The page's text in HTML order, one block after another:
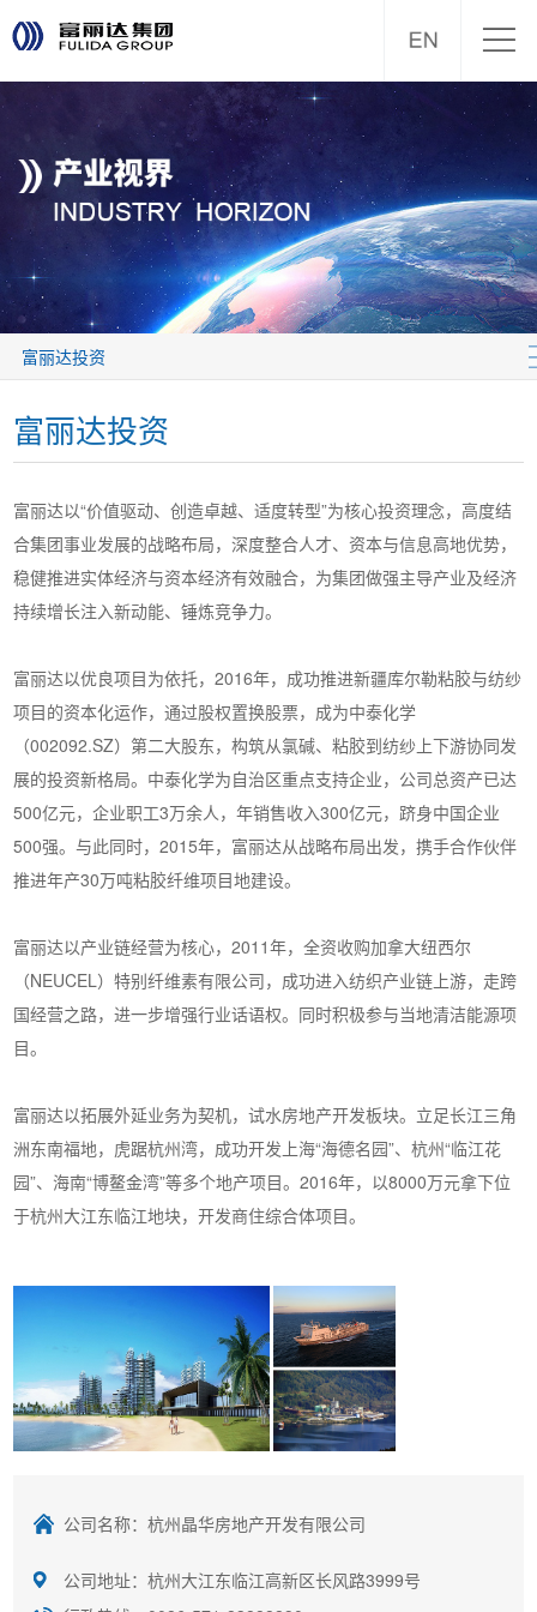
富丽达投资
富丽达投资
富丽达以“价值驱动、创造卓越、适度转型”为核心投资理念，高度结
合集团事业发展的战略布局，深度整合人才、资本与信息高地优势，
稳健推进实体经济与资本经济有效融合，为集团做强主导产业及经济
持续增长注入新动能、锤炼竞争力。
富丽达以优良项目为依托，2016年，成功推进新疆库尔勒粘胶与纺纱
项目的资本化运作，通过股权置换股票，成为中泰化学
（002092.SZ）第二大股东，构筑从氯碱、粘胶到纺纱上下游协同发
展的投资新格局。中泰化学为自治区重点支持企业，公司总资产已达
500亿元，企业职工3万余人，年销售收入300亿元，跻身中国企业
500强。与此同时，2015年，富丽达从战略布局出发，携手合作伙伴
推进年产30万吨粘胶纤维项目地建设。
富丽达以产业链经营为核心，2011年，全资收购加拿大纽西尔
（NEUCEL）特别纤维素有限公司，成功进入纺织产业链上游，走跨
国经营之路，进一步增强行业话语权。同时积极参与当地清洁能源项
目。
富丽达以拓展外延业务为契机，试水房地产开发板块。立足长江三角
洲东南福地，虎踞杭州湾，成功开发上海“海德名园”、杭州“临江花
园”、海南“博鳌金湾”等多个地产项目。2016年，以8000万元拿下位
于杭州大江东临江地块，开发商住综合体项目。
公司名称：杭州晶华房地产开发有限公司
公司地址：杭州大江东临江高新区长风路3999号